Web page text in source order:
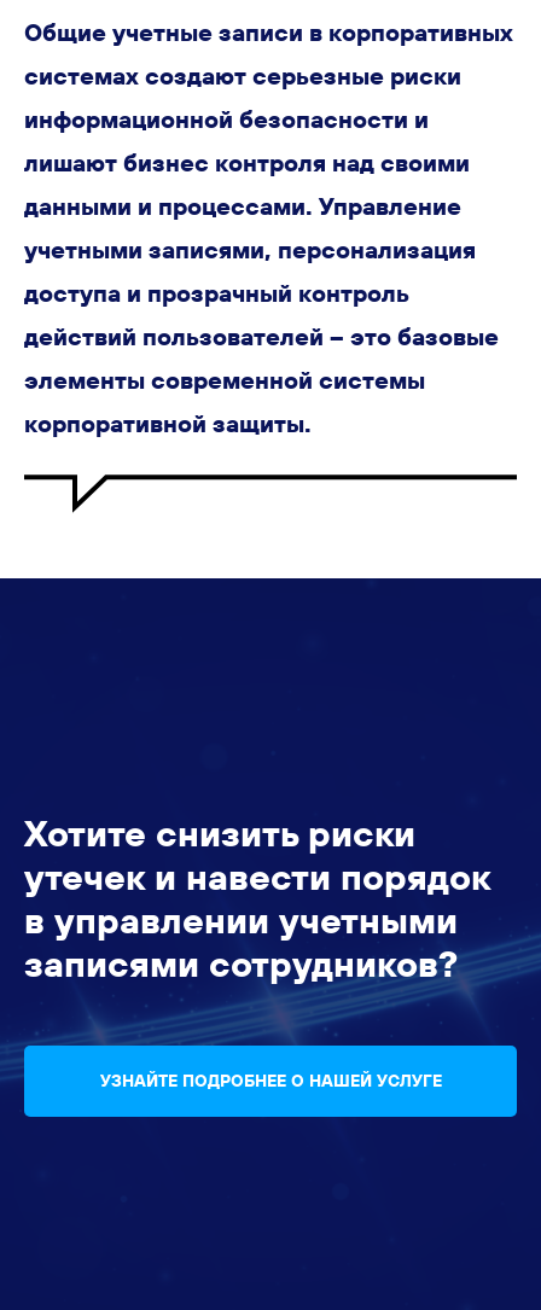
Общие учетные записи в корпоративных
системах создают серьезные риски
информационной безопасности и
лишают бизнес контроля над своими
данными и процессами. Управление
учетными записями, персонализация
доступа и прозрачный контроль
действий пользователей – это базовые
элементы современной системы
корпоративной защиты.
Хотите снизить риски
утечек и навести порядок
в управлении учетными
записями сотрудников?
УЗНАЙТЕ ПОДРОБНЕЕ О НАШЕЙ УСЛУГЕ